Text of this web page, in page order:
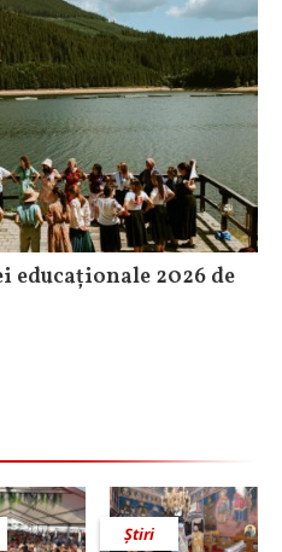
educaționale 2026 de
Știri